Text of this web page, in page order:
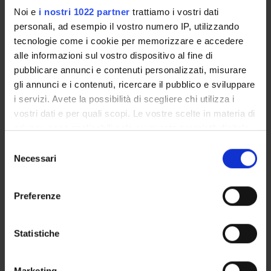
Noi e i nostri 1022 partner trattiamo i vostri dati
personali, ad esempio il vostro numero IP, utilizzando
tecnologie come i cookie per memorizzare e accedere
alle informazioni sul vostro dispositivo al fine di
pubblicare annunci e contenuti personalizzati, misurare
gli annunci e i contenuti, ricercare il pubblico e sviluppare
i servizi. Avete la possibilità di scegliere chi utilizza i
vostri dati e per quali scopi. Le vostre scelte in materia di
privacy sono applicabili solo su questa proprietà digitale
modificare o revocare il proprio consenso in qualsiasi
momento dalla Dichiarazione sui cookie o facendo clic
raccogliere informazioni sulla tua posizione
geografica, con un'approssimazione di qualche
delNecessari
Preferenze
Statistiche
POST LAUREA
Presentazione
conoscenze teoriche, scientifiche e professionali per
riconoscere, diagnosticare e curare tutte le malattie del
specialisti nel ricono- scimento, la diagnosi e la cura delle
malattie, per svolgere funzioni di medicina trasfusionale.